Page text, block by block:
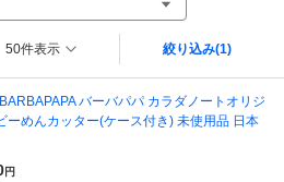
50件表示 絞り込み(1)
バーバパパ カラダノートオリジ
ーめんカッター(ケース付き) 未使用品 日本
円